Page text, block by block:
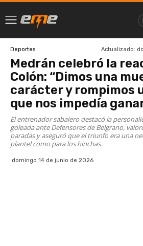
Deportes Actualizado:
Medrán celebró la
Colón: “Dimos una
carácter y rompimos
que nos impedía
El entrenador sabalero destacó la
goleada ante Defensores de Belgrano,
paradas y aseguró que el triunfo era una
plantel como para los hinchas.
domingo 14 de junio de 2026